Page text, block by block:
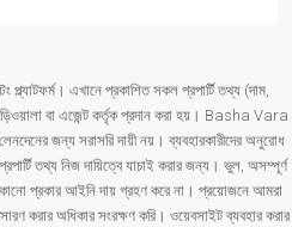
এখানে প্রকাশিত সকল প্রপার্টি তথ্য (দাম,
বা এজেন্ট কর্তৃক প্রদান করা হয়। Basha Vara
জন্য সরাসরি দায়ী নয়। ব্যবহারকারীদের অনুরোধ
তথ্য নিজ দায়িত্বে যাচাই করার জন্য। ভুল, অসম্পূর্ণ
প্রকার আইনি দায় গ্রহণ করে না। প্রয়োজনে আমরা
করার অধিকার সংরক্ষণ করি। ওয়েবসাইট ব্যবহার করার